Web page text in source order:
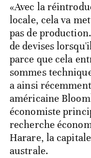
«Avec la
locale, cela va
pas de
de devises
parce que cela
sommes
a ainsi
américaine
économiste
recherche
Harare, la
australe.